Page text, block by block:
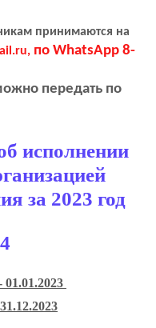
принимаются на
по WhatsApp 8-
передать по
исполнении
за 2023 год
01.01.2023